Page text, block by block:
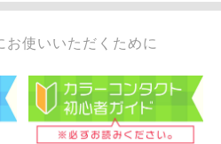
お使いいただくために